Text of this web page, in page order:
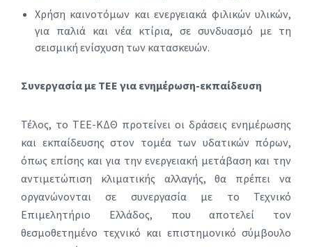
Χρήση καινοτόμων και ενεργειακά φιλικών υλικών,
για παλιά και νέα κτίρια, σε συνδυασμό με τη
σεισμική ενίσχυση των κατασκευών.
Συνεργασία με ΤΕΕ για ενημέρωση-εκπαίδευση
Τέλος, το ΤΕΕ-ΚΔΘ προτείνει οι δράσεις ενημέρωσης
και εκπαίδευσης στον τομέα των υδατικών πόρων,
όπως επίσης και για την ενεργειακή μετάβαση και την
αντιμετώπιση κλιματικής αλλαγής, θα πρέπει να
οργανώνονται σε συνεργασία με το Τεχνικό
Επιμελητήριο Ελλάδος, που αποτελεί τον
θεσμοθετημένο τεχνικό και επιστημονικό σύμβουλο